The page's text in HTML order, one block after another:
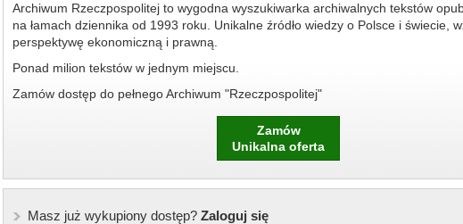
Archiwum Rzeczpospolitej to wygodna wyszukiwarka archiwalnych tekstów
na łamach dziennika od 1993 roku. Unikalne źródło wiedzy o Polsce i świecie,
perspektywę ekonomiczną i prawną.
Ponad milion tekstów w jednym miejscu.
Zamów dostęp do pełnego Archiwum "Rzeczpospolitej"
Zamów
Unikalna oferta
Masz już wykupiony dostęp?Zaloguj się